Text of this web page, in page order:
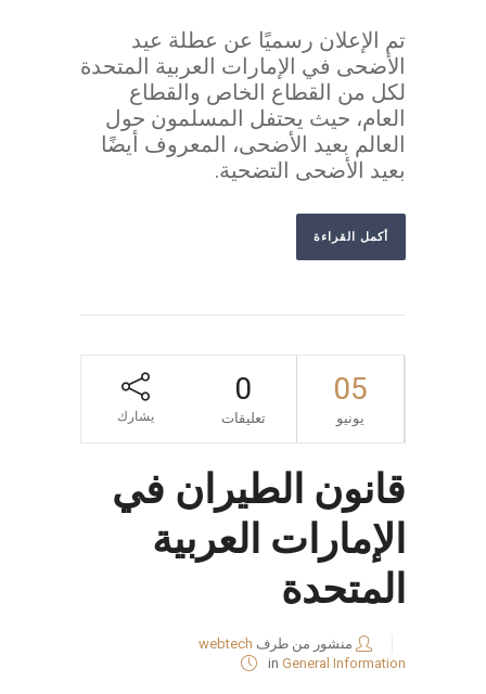
تم الإعلان رسميًا عن عطلة عيد
الأضحى في الإمارات العربية المتحدة
لكل من القطاع الخاص والقطاع
العام، حيث يحتفل المسلمون حول
العالم بعيد الأضحى، المعروف أيضًا
بعيد الأضحى التضحية.
أكمل القراءة
05
يونيو
0
تعليقات يشارك
قانون الطيران في
الإمارات العربية
المتحدة
منشور من طرف webtech
in General Information